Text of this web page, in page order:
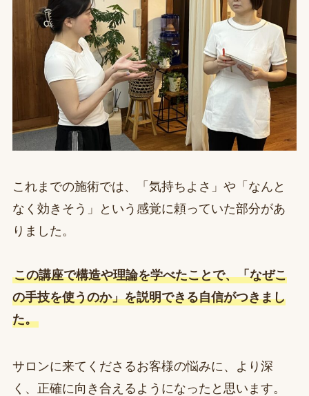
これまでの施術では、「気持ちよさ」や「なんと
なく効きそう」という感覚に頼っていた部分があ
りました。
この講座で構造や理論を学べたことで、「なぜこ
の手技を使うのか」を説明できる自信がつきまし
た。
サロンに来てくださるお客様の悩みに、より深
く、正確に向き合えるようになったと思います。